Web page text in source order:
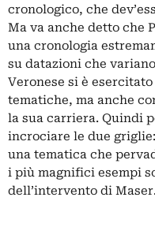
cronologico, che
Ma va anche detto che
una cronologia
su datazioni che
Veronese si è
tematiche, ma anche
la sua carriera. Quindi
incrociare le due
una tematica che
i più magnifici esempi
dell’intervento di